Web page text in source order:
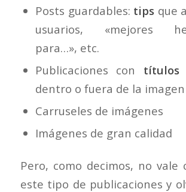
Posts guardables: tips que
usuarios, «mejores
para…», etc.
Publicaciones con títulos
dentro o fuera de la imagen
Carruseles de imágenes
Imágenes de gran calidad
Pero, como decimos, no vale
este tipo de publicaciones y